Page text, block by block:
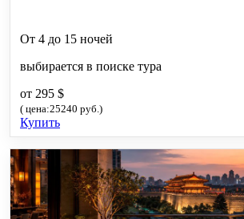
От 4 до 15 ночей
выбирается в поиске тура
от 295 $
( цена:25240 руб.)
Купить